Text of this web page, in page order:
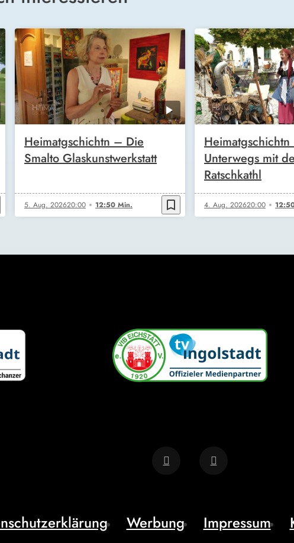
Heimatgschichtn – Die
Smalto Glaskunstwerkstatt
5. Aug. 202620:00 12:50 Min. bookmark_border
Unterwegs mit
Ratschkathl
4. Aug. 202620:00
Werbung Impressum